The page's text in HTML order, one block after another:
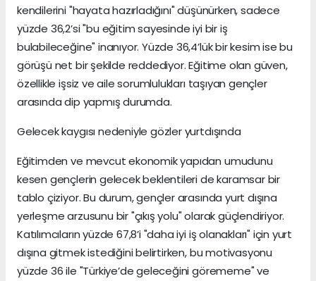
kendilerini "hayata hazırladığını" düşünürken, sadece
yüzde 36,2’si "bu eğitim sayesinde iyi bir iş
bulabileceğine" inanıyor. Yüzde 36,4’lük bir kesim ise bu
görüşü net bir şekilde reddediyor. Eğitime olan güven,
özellikle işsiz ve aile sorumlulukları taşıyan gençler
arasında dip yapmış durumda.
Gelecek kaygısı nedeniyle gözler yurtdışında
Eğitimden ve mevcut ekonomik yapıdan umudunu
kesen gençlerin gelecek beklentileri de karamsar bir
tablo çiziyor. Bu durum, gençler arasında yurt dışına
yerleşme arzusunu bir "çıkış yolu" olarak güçlendiriyor.
Katılımcıların yüzde 67,8’i "daha iyi iş olanakları" için yurt
dışına gitmek istediğini belirtirken, bu motivasyonu
yüzde 36 ile "Türkiye’de geleceğini görememe" ve